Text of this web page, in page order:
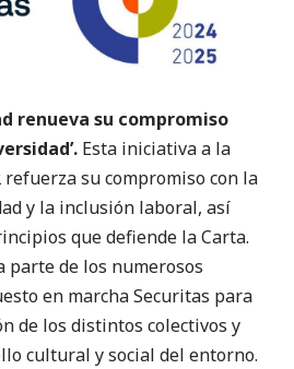
renueva su compromiso
Esta iniciativa a la
su compromiso con la
y la inclusión laboral, así
que defiende la Carta.
parte de los numerosos
en marcha Securitas para
de los distintos colectivos y
cultural y social del entorno.